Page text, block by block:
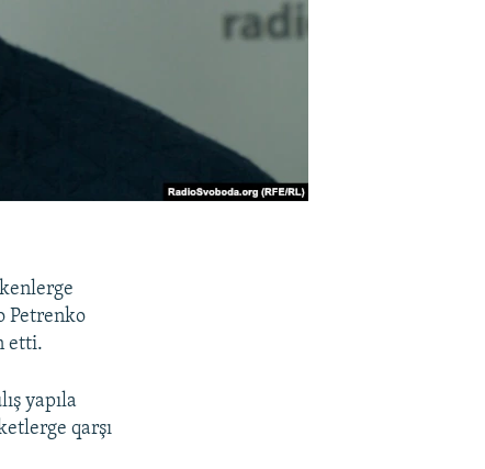
Petrenko
etti.
yapıla
qarşı